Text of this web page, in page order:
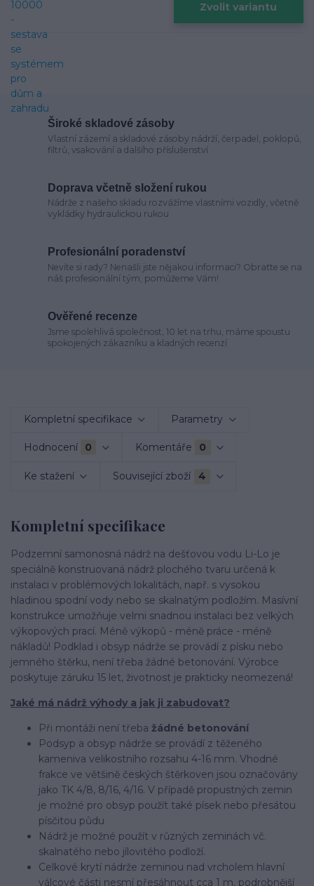
Zvolit variantu
Široké skladové zásoby
Vlastní zázemí a skladové zásoby nádrží, čerpadel, poklopů,
filtrů, vsakování a dalšího příslušenství
Doprava včetně složení rukou
Nádrže z našeho skladu rozvážíme vlastními vozidly, včetně
vykládky hydraulickou rukou
Profesionální poradenství
Nevíte si rady? Nenašli jste nějakou informaci? Obraťte se na
náš profesionální tým, pomůžeme Vám!
Ověřené recenze
Jsme spolehlivá společnost, 10 let na trhu, máme spoustu
spokojených zákazníku a kladných recenzí
Kompletní specifikace Parametry
Hodnocení 0 Komentáře 0
Ke stažení Související zboží 4
Kompletní specifikace
Podzemní samonosná nádrž na dešťovou vodu Li-Lo je
speciálně konstruovaná nádrž plochého tvaru určená k
instalaci v problémových lokalitách, např. s vysokou
hladinou spodní vody nebo se skalnatým podložím. Masívní
konstrukce umožňuje velmi snadnou instalaci bez velkých
výkopových prací. Méně výkopů - méně práce - méně
nákladů! Podklad i obsyp nádrže se provádí z písku nebo
jemného štěrku, není třeba žádné betonování. Výrobce
poskytuje záruku 15 let, životnost je prakticky neomezená!
Jaké má nádrž výhody a jak ji zabudovat?
Při montáži není třeba žádné betonování
Podsyp a obsyp nádrže se provádí z těženého
kameniva velikostního rozsahu 4-16 mm. Vhodné
frakce ve většině českých štěrkoven jsou označovány
jako TK 4/8, 8/16, 4/16. V případě propustných zemin
je možné pro obsyp použít také písek nebo přesátou
písčitou půdu
Nádrž je možné použít v různých zeminách vč.
skalnatého nebo jílovitého podloží.
Celkové krytí nádrže zeminou nad vrcholem hlavní
válcové části nesmí přesáhnout cca 1 m, podrobnější